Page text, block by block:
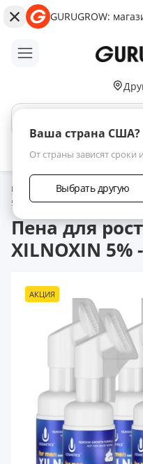
GURUGROW:
Ваша страна США?
От страны зависят сроки
Выбрать другую
АКЦИИ НОВИНКИ
Главная Каталог товаров
5%
Пена для роста волос
Пена для
XILNOXIN
АКЦИЯ